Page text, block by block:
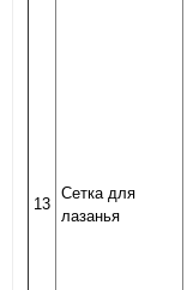
13
Сетка для
лазанья